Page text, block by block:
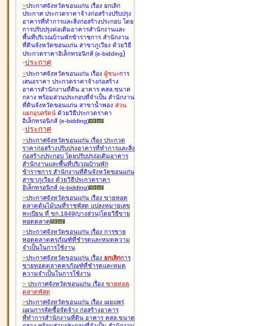
>ประกาศจังหวัดขอนแก่น เรื่อง ยกเลิก
ประกาศ ประกวดราคาจ้างก่อสร้างปรับปรุง
อาคารที่ทำการและสิ่งก่อสร้างประกอบ โดย
การปรับปรุงต่อเติมอาคารสำนักงานและ
พื้นที่บริเวณบ้านพักข้าราชการ สำนักงาน
ที่ดินจังหวัดขอนแก่น สาขาภูเวียง ด้วยวิธี
ประกวดราคาอิเล็กทรอนิกส์ (e-bidding)
-ประกาศ
>ประกาศจังหวัดขอนแก่น เรื่อง ผู้ชนะการ
เสนอราคา ประกวดราคาจ้างก่อสร้าง
อาคารสำนักงานที่ดิน อาคาร คสล.ขนาด
กลาง พร้อมส่วนประกอบที่จำเป็น สำนักงาน
ที่ดินจังหวัดขอนแก่น สาขาน้ำพอง ส่วน
แยกอุบลรัตน์ ด้วยวิธีประกวดราคา
อิเล็กทรอนิกส์ (e-bidding)
-ประกาศ
>ประกาศจังหวัดขอนแก่น เรื่อง ประกวด
ราคาก่อสร้างปรับปรุงอาคารที่ทำการและสิ่ง
ก่อสร้างประกอบ โดยปรับปรุง่อเติมอาคาร
สำนักงานและพื้นที่บริเวณบ้านพัก
ข้าราชการ สำนักงานที่ดินจังหวัดขอนแก่น
สาขาภูเวียง ด้วยวิธีประกวดราคา
อิเล็กทรอนิกส์ (e-bidding)
>ประกาศจังหวัดขอนแก่น เรื่อง ขายทอด
ตลาดต้นไม้บนที่ราชพัสดุ แปลงหมายเลข
ทะเบียน ที่ ขก.1849(บางส่วน)โดยวิธีขาย
ทอดตลาด
>ประกาศจังหวัดขอนแก่น เรื่อง การขาย
ทอดตลาดครุภัณฑ์ที่ชำรุดและหมดความ
จำเป็นในการใช้งาน
>ประกาศจังหวัดขอนแก่น เรื่อง ยกเลิกการ
ขายทอดตลาดครุภัณฑ์ที่ชำรุดและหมด
ความจำเป็นในการใช้งาน
> ประกาศจังหวัดขอนแก่น เรื่อง ขายทอด
ตลาดพัสดุ
>ประกาศจังหวัดขอนแก่น เรื่อง เผยแพร่
แผนการจัดซื้อจัดจ้าง ก่อสร้างอาคาร
ที่ทำการสำนักงานที่ดิน อาคาร คสล.ขนาด